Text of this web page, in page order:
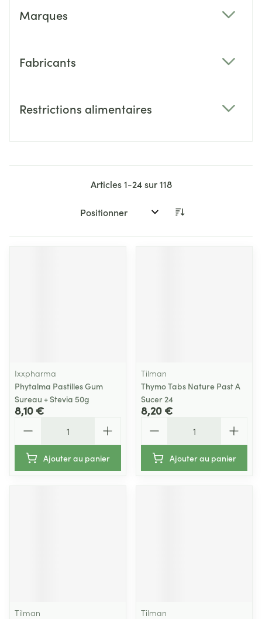
Marques
Fabricants
Restrictions alimentaires
Articles1-24sur118
Trier par:
Ixxpharma
Phytalma Pastilles Gum
Sureau + Stevia 50g
8,10 €
Ajouter au panier
Tilman
Thymo Tabs Nature Past A
Sucer 24
8,20 €
Ajouter au panier
Tilman
Tilman